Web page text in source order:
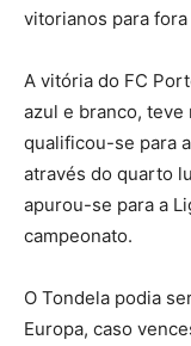
vitorianos para fora
A vitória do FC
azul e branco, teve
qualificou-se para
através do quarto
apurou-se para a
campeonato.
O Tondela podia
Europa, caso